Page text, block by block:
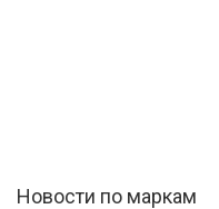
Новости по маркам